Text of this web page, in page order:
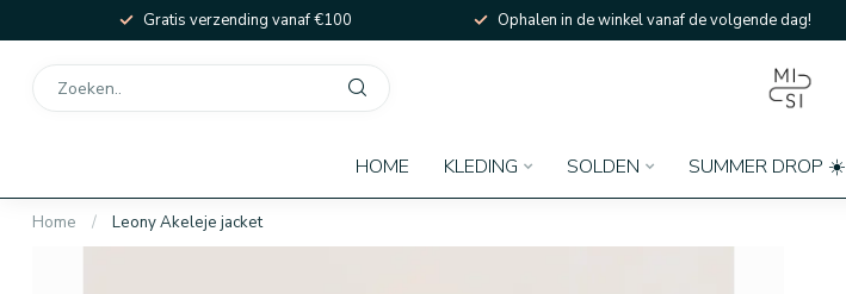
Gratis verzending vanaf €100 Ophalen in de winkel vanaf de volgende dag!
HOME KLEDING SOLDEN SUMMER DROP ☀️
Home / Leony Akeleje jacket